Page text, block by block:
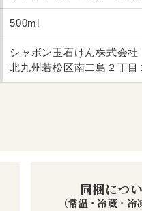
500ml
シャボン玉石けん株式会社
北九州若松区南二島２丁目
同梱につ
（常温・冷蔵・冷